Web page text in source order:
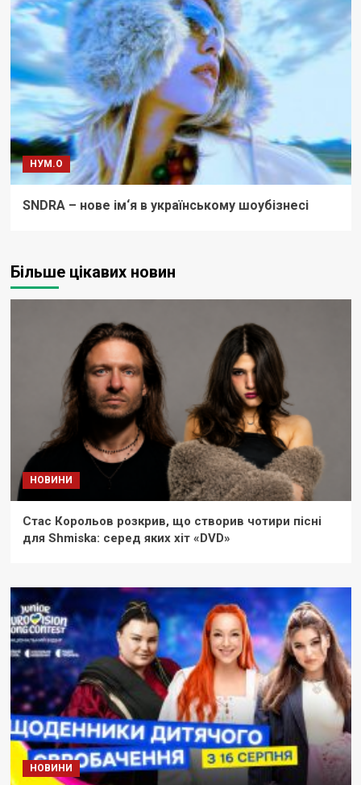
НУМ.О
SNDRA – нове ім‘я в українському шоубізнесі
Більше цікавих новин
НОВИНИ
Стас Корольов розкрив, що створив чотири пісні
для Shmiska: серед яких хіт «DVD»
НОВИНИ